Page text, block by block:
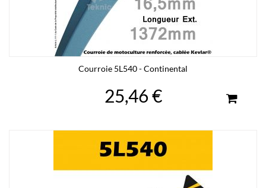
Courroie 5L540 - Continental
25,46 €